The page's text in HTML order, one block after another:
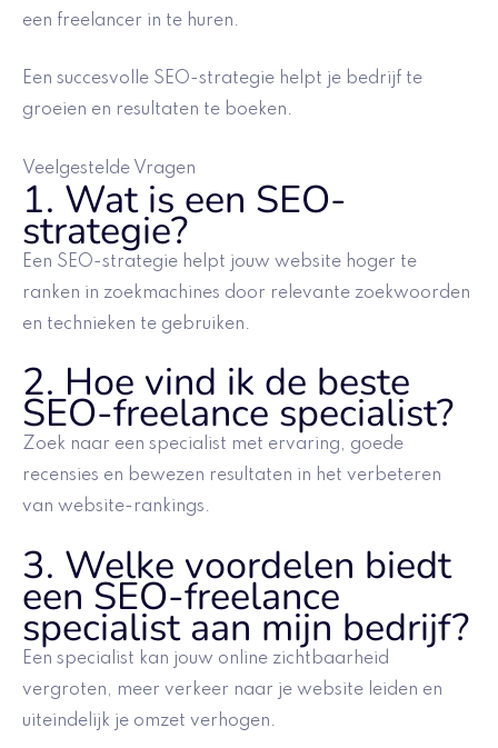
een freelancer in te huren.
Een succesvolle SEO-strategie helpt je bedrijf te
groeien en resultaten te boeken.
Veelgestelde Vragen
1. Wat is een SEO-
strategie?
Een SEO-strategie helpt jouw website hoger te
ranken in zoekmachines door relevante zoekwoorden
en technieken te gebruiken.
2. Hoe vind ik de beste
SEO-freelance specialist?
Zoek naar een specialist met ervaring, goede
recensies en bewezen resultaten in het verbeteren
van website-rankings.
3. Welke voordelen biedt
een SEO-freelance
specialist aan mijn bedrijf?
Een specialist kan jouw online zichtbaarheid
vergroten, meer verkeer naar je website leiden en
uiteindelijk je omzet verhogen.